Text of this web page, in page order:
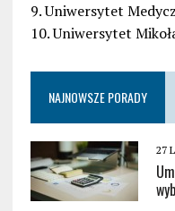
9. Uniwersytet
10. Uniwersytet
NAJNOWSZE PORADY
27